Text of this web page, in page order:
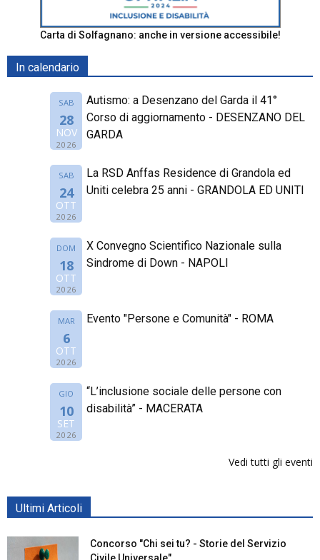
Carta di Solfagnano: anche in versione accessibile!
In calendario
SAB
28
NOV
2026
Autismo: a Desenzano del Garda il 41°
Corso di aggiornamento - DESENZANO DEL
GARDA
SAB
24
OTT
2026
La RSD Anffas Residence di Grandola ed
Uniti celebra 25 anni - GRANDOLA ED UNITI
DOM
18
OTT
2026
X Convegno Scientifico Nazionale sulla
Sindrome di Down - NAPOLI
MAR
6
OTT
2026
Evento "Persone e Comunità" - ROMA
GIO
10
SET
2026
“L’inclusione sociale delle persone con
disabilità” - MACERATA
Vedi tutti gli eventi
Ultimi Articoli
Concorso "Chi sei tu? - Storie del Servizio
Civile Universale"